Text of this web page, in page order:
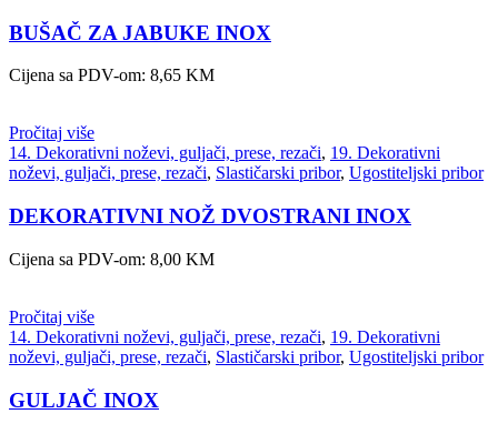
BUŠAČ ZA JABUKE INOX
Cijena sa PDV-om: 8,65 KM
Pročitaj više
14. Dekorativni noževi, guljači, prese, rezači, 19. Dekorativni
noževi, guljači, prese, rezači, Slastičarski pribor, Ugostiteljski pribor
DEKORATIVNI NOŽ DVOSTRANI INOX
Cijena sa PDV-om: 8,00 KM
Pročitaj više
14. Dekorativni noževi, guljači, prese, rezači, 19. Dekorativni
noževi, guljači, prese, rezači, Slastičarski pribor, Ugostiteljski pribor
GULJAČ INOX